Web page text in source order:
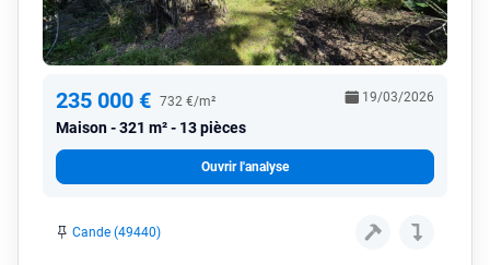
235 000 € 732 €/m²
Maison 321 m² - 13 pièces
19/03/2026
Ouvrir l'analyse
Cande (49440)